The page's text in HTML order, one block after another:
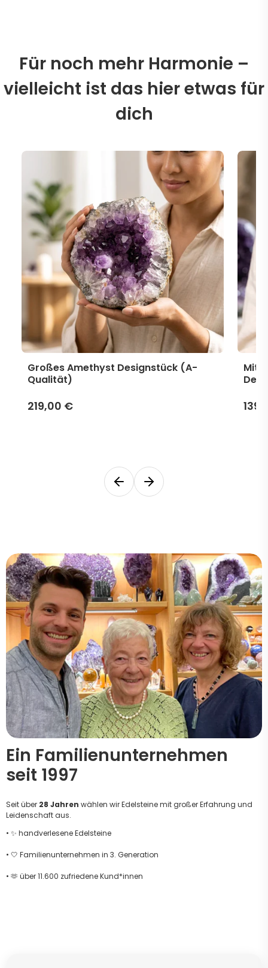
Für noch mehr Harmonie –
vielleicht ist das hier etwas für
dich
Großes Amethyst Designstück (A-
Qualität)
219,00 €
Ein Familienunternehmen
seit 1997
Seit über 28 Jahren wählen wir Edelsteine mit großer Erfahrung und
Leidenschaft aus.
• ✨ handverlesene Edelsteine
• 🤍 Familienunternehmen in 3. Generation
• 🫶 über 11.600 zufriedene Kund*innen